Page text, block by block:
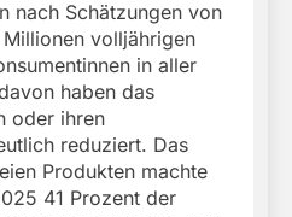
nach Schätzungen von
volljährigen
in aller
haben das
oder ihren
reduziert. Das
Produkten machte
41 Prozent der